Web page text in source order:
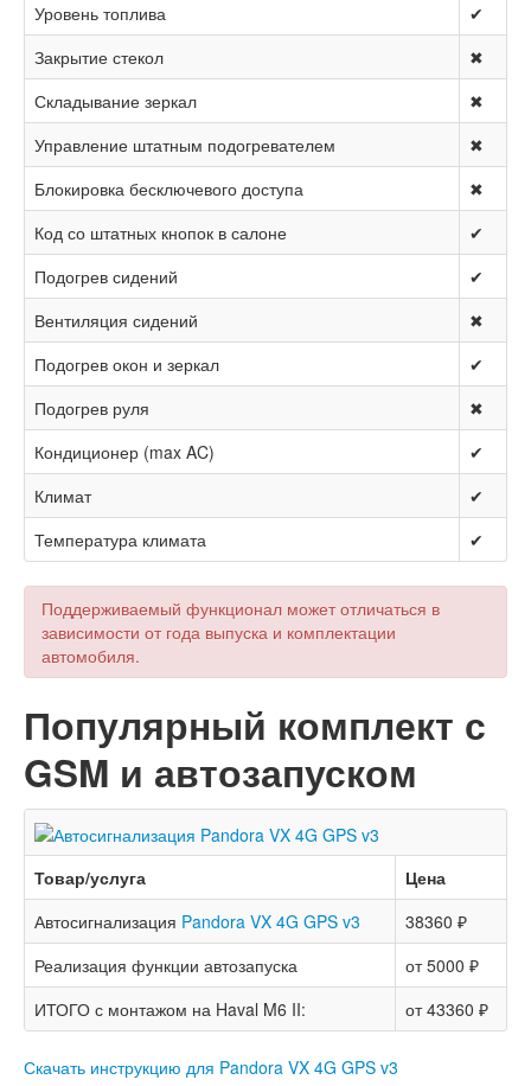
Уровень топлива
✔
Закрытие стекол
✖
Складывание зеркал
✖
Управление штатным подогревателем
✖
Блокировка бесключевого доступа
✖
Код со штатных кнопок в салоне
✔
Подогрев сидений
✔
Вентиляция сидений
✖
Подогрев окон и зеркал
✔
Подогрев руля
✖
Кондиционер (max AC)
✔
Климат
✔
Температура климата
✔
Поддерживаемый функционал может отличаться в
зависимости от года выпуска и комплектации
автомобиля.
Популярный комплект с
GSM и автозапуском
Товар/услуга
Цена
Автосигнализация Pandora VX 4G GPS v3
38360 ₽
Реализация функции автозапуска
от 5000 ₽
ИТОГО с монтажом на Haval M6 II:
от 43360 ₽
Скачать инструкцию для Pandora VX 4G GPS v3